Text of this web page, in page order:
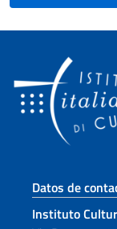
Datos de
Instituto